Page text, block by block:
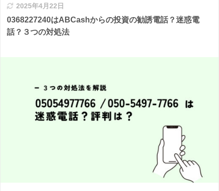
2025年4月22日
0368227240はABCashからの投資の勧誘電話？迷惑電
話？３つの対処法